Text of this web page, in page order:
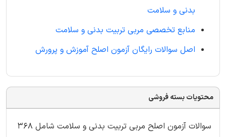
بدنی و سلامت
منابع تخصصی مربی تربیت بدنی و سلامت
اصل سوالات رایگان آزمون اصلح آموزش و پرورش
محتویات بسته فروشی
سوالات آزمون اصلح مربی تربیت بدنی و سلامت شامل 368